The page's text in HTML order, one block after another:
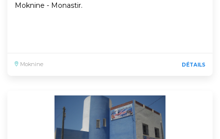
Moknine - Monastir.
Moknine DÉTAILS